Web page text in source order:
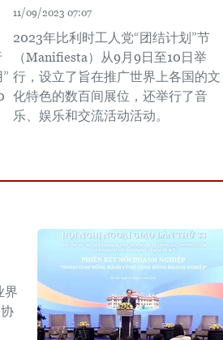
11/09/2023 07:07
2023年比利时工人党“团结计划”节
（Manifiesta）从9月9日至10日举
行，设立了旨在推广世界上各国的文
化特色的数百间展位，还举行了音
乐、娱乐和交流活动活动。
界